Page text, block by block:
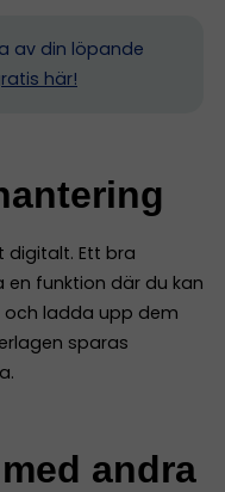
av din löpande
här!
Ett bra
funktion där du kan
ladda upp dem
sparas
andra